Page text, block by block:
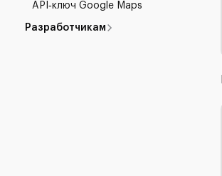
API‑ключ Google Maps
Разработчикам